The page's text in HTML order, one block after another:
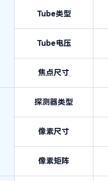
Tube类型
Tube电压
焦点尺寸
探测器类型
像素尺寸
像素矩阵